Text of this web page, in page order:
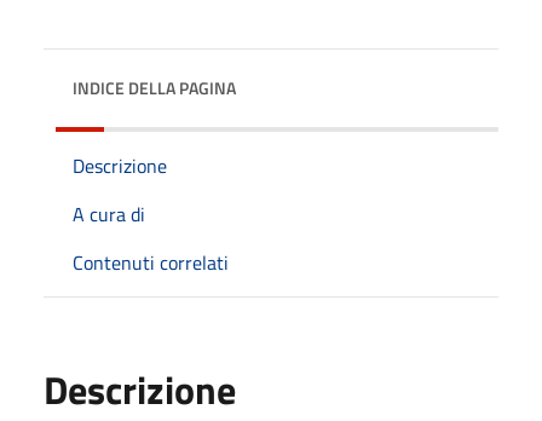
INDICE DELLA PAGINA
Descrizione
A cura di
Contenuti correlati
Descrizione